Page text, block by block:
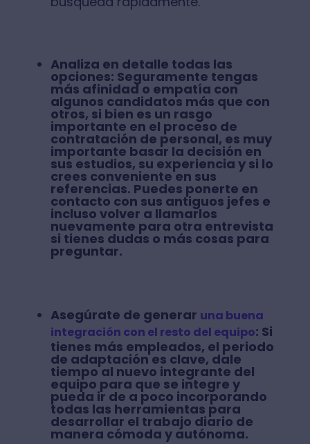
Analiza en detalle todas las
opciones: Seguramente tengas
más afinidad o empatía con
algunos candidatos más que con
otros, si bien es un rasgo
importante en el proceso de
contratación de personal, es muy
importante basar la decisión en
sus estudios, su experiencia y si lo
crees conveniente en sus
referencias. Puedes ponerte en
contacto con sus antiguos jefes e
incluso volver a llamarlos
nuevamente para otra entrevista
si tienes dudas o más cosas para
preguntar.
Asegúrate de generar una buena
integración con el resto del equipo: Si
tienes más empleados, el periodo
de adaptación es clave, dale
tiempo al nuevo integrante del
equipo para que se integre y
pueda ir de a poco incorporando
todas las herramientas para
desarrollar el trabajo diario de
manera cómoda y autónoma.